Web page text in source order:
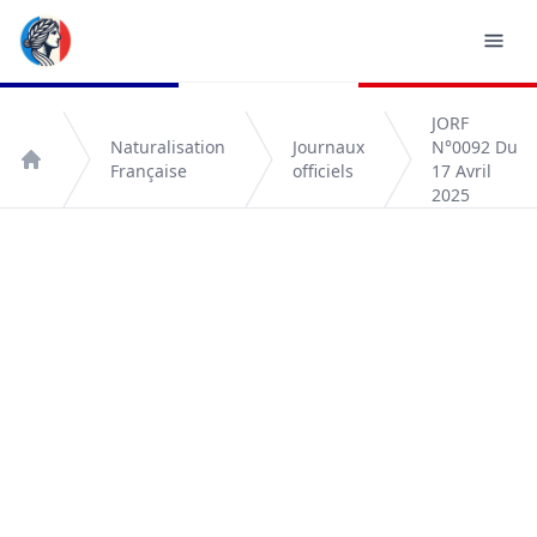
Accueil
Naturalisation
Française
Journaux
officiels
JORF
N°0092 Du
17 Avril
2025